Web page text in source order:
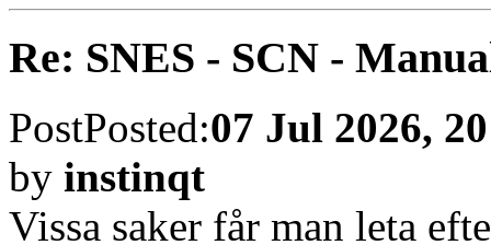
Re: SNES - SCN -
PostPosted:07 Jul 2026,
by instinqt
Vissa saker får man leta